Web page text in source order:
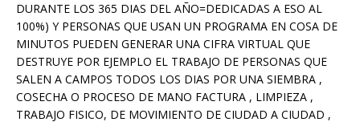
DURANTE LOS 365 DIAS DEL AÑO=DEDICADAS A ESO AL
100%) Y PERSONAS QUE USAN UN PROGRAMA EN COSA DE
MINUTOS PUEDEN GENERAR UNA CIFRA VIRTUAL QUE
DESTRUYE POR EJEMPLO EL TRABAJO DE PERSONAS QUE
SALEN A CAMPOS TODOS LOS DIAS POR UNA SIEMBRA ,
COSECHA O PROCESO DE MANO FACTURA , LIMPIEZA ,
TRABAJO FISICO, DE MOVIMIENTO DE CIUDAD A CIUDAD ,